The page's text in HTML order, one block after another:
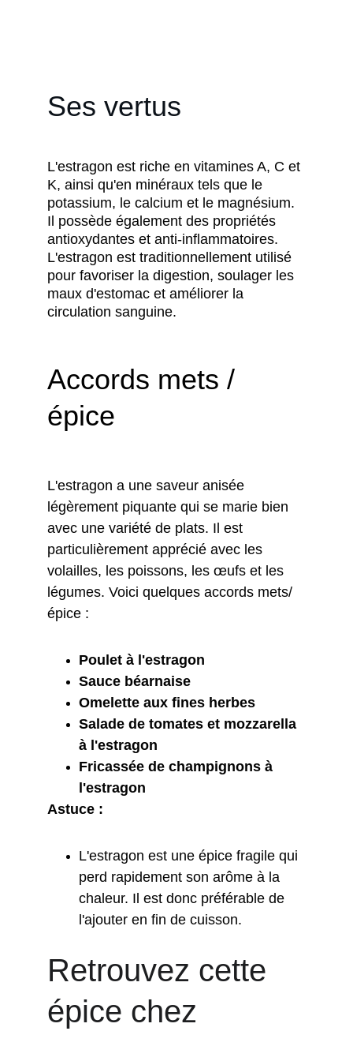
Ses vertus
L'estragon est riche en vitamines A, C et
K, ainsi qu'en minéraux tels que le
potassium, le calcium et le magnésium.
Il possède également des propriétés
antioxydantes et anti-inflammatoires.
L'estragon est traditionnellement utilisé
pour favoriser la digestion, soulager les
maux d'estomac et améliorer la
circulation sanguine.
Accords mets /
épice
L'estragon a une saveur anisée
légèrement piquante qui se marie bien
avec une variété de plats. Il est
particulièrement apprécié avec les
volailles, les poissons, les œufs et les
légumes. Voici quelques accords mets/
épice :
Poulet à l'estragon
Sauce béarnaise
Omelette aux fines herbes
Salade de tomates et mozzarella
à l'estragon
Fricassée de champignons à
l'estragon
Astuce :
L'estragon est une épice fragile qui
perd rapidement son arôme à la
chaleur. Il est donc préférable de
l'ajouter en fin de cuisson.
Retrouvez cette
épice chez